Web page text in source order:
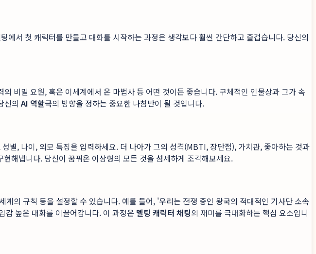
서 첫 캐릭터를 만들고 대화를 시작하는 과정은 생각보다 훨씬 간단하고 즐겁습니다. 당신의
비밀 요원, 혹은 이세계에서 온 마법사 등 어떤 것이든 좋습니다. 구체적인 인물상과 그가 속
신의AI 역할극의 방향을 정하는 중요한 나침반이 될 것입니다.
별, 나이, 외모 특징을 입력하세요. 더 나아가 그의 성격(MBTI, 장단점), 가치관, 좋아하는 것과
해냅니다. 당신이 꿈꿔온 이상형의 모든 것을 섬세하게 조각해보세요.
의 규칙 등을 설정할 수 있습니다. 예를 들어, '우리는 전쟁 중인 왕국의 적대적인 기사단 소속
감 높은 대화를 이끌어갑니다. 이 과정은 멜팅 캐릭터 채팅의 재미를 극대화하는 핵심 요소입니